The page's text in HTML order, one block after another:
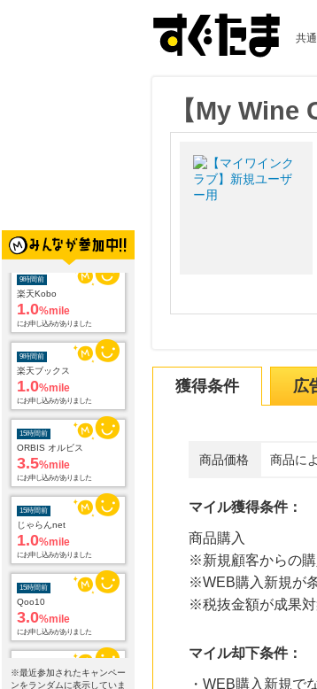
共
楽天Kobo
1.0 %mile
にお申し込みがありました
9時間前
楽天ブックス
1.0%mile
にお申し込みがありました
15時間前
ORBIS オルビス
3.5%mile
にお申し込みがありました
15時間前
じゃらんnet
1.0%mile
にお申し込みがありました
15時間前
Qoo10
3.0%mile
にお申し込みがありました
15時間前
2.0%mile
にお申し込みがありました
15時間前
※最近参加されたキャンペー
ンをランダムに表示していま
【My
獲得条件 広
商品価格 商品に
マイル獲得条件：
商品購入
※新規顧客からの購
※WEB購入新規が
※税抜金額が成果
マイル却下条件：
・WEB購入新規で